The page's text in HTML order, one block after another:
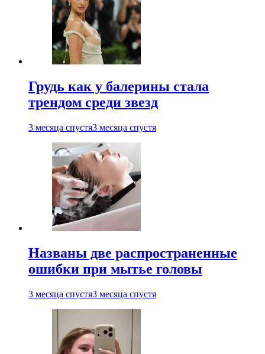
Грудь как у балерины стала
трендом среди звезд
3 месяца спустя3 месяца спустя
Названы две распространенные
ошибки при мытье головы
3 месяца спустя3 месяца спустя